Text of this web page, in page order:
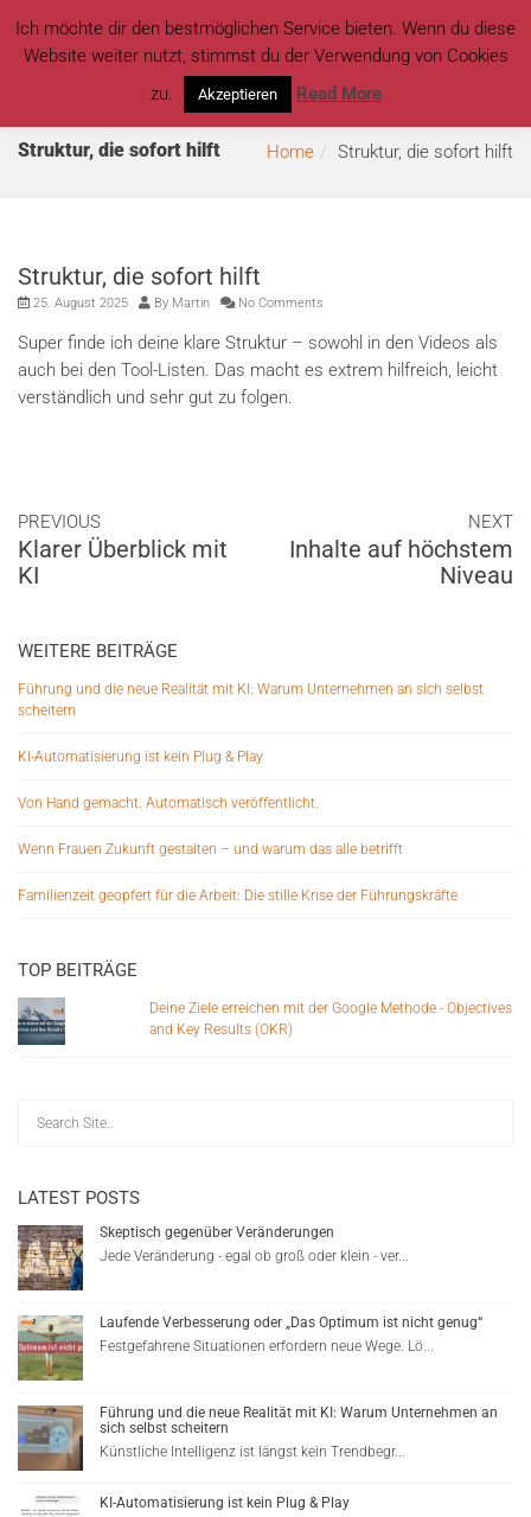
Struktur, die sofort hilft Home Struktur, die sofort hilft
Struktur, die sofort hilft
25. August 2025 By Martin No Comments
Super finde ich deine klare Struktur – sowohl in den Videos als
auch bei den Tool-Listen. Das macht es extrem hilfreich, leicht
verständlich und sehr gut zu folgen.
PREVIOUS
Klarer Überblick mit
KI
NEXT
Inhalte auf höchstem
Niveau
WEITERE BEITRÄGE
Führung und die neue Realität mit KI: Warum Unternehmen an sich selbst
scheitern
KI-Automatisierung ist kein Plug & Play
Von Hand gemacht. Automatisch veröffentlicht.
Wenn Frauen Zukunft gestalten – und warum das alle betrifft
Familienzeit geopfert für die Arbeit: Die stille Krise der Führungskräfte
TOP BEITRÄGE
Deine Ziele erreichen mit der Google Methode - Objectives
and Key Results (OKR)
LATEST POSTS
Skeptisch gegenüber Veränderungen
Jede Veränderung - egal ob groß oder klein - ver...
Laufende Verbesserung oder „Das Optimum ist nicht genug“
Festgefahrene Situationen erfordern neue Wege. Lö...
Führung und die neue Realität mit KI: Warum Unternehmen an
sich selbst scheitern
Künstliche Intelligenz ist längst kein Trendbegr...
KI-Automatisierung ist kein Plug & Play
Ich möchte dir den bestmöglichen Service bieten. Wenn du diese
Website weiter nutzt, stimmst du der Verwendung von Cookies
zu.
Akzeptieren Read More